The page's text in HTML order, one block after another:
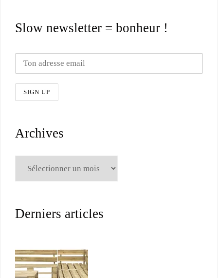
Slow newsletter = bonheur !
Archives
Derniers articles